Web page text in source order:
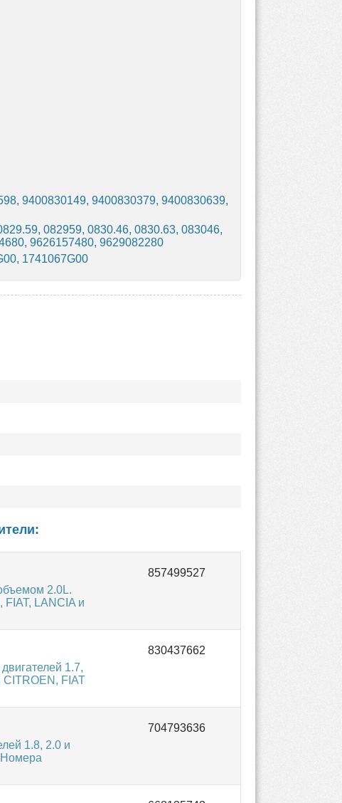
9400830149, 9400830379, 9400830639,
082959, 0830.46, 0830.63, 083046,
9626157480, 9629082280
1741067G00
2.0L.
FIAT, LANCIA и
1.7,
CITROEN, FIAT
1.8, 2.0 и
Номера